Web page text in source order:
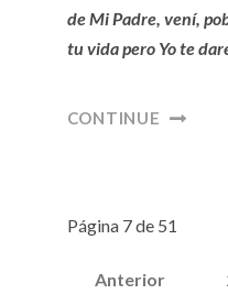
de Mi Padre, vení,
tu vida pero Yo te
CONTINUE
Página 7 de 51
Anterior